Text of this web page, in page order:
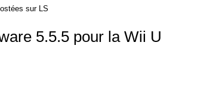
sur LS
5.5.5 pour la Wii U